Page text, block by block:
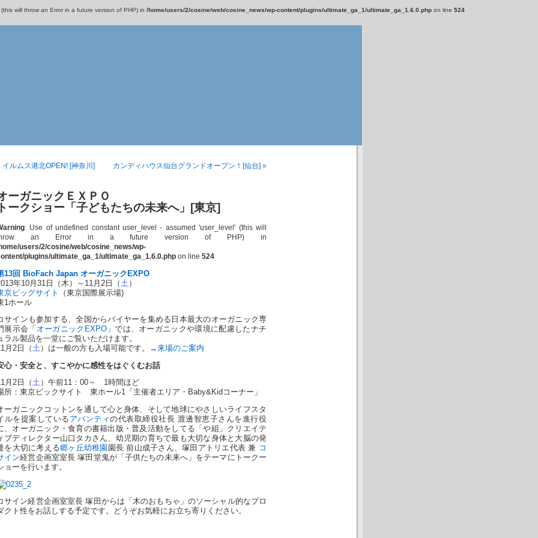
will throw an Error in a future version of PHP) in /home/users/2/cosine/web/cosine_news/wp-content/plugins/ultimate_ga_1/ultimate_ga_1.6.0.phpon line 524
イルムス港北OPEN! [神奈川] カンディハウス仙台グランドオープン！[仙台] »
ーガニックＥＸＰＯ
ークショー「子どもたちの未来へ」[東京]
: Use of undefined constant user_level - assumed 'user_level' (this will
an Error in a future version of PHP) in
users/2/cosine/web/cosine_news/wp-
plugins/ultimate_ga_1/ultimate_ga_1.6.0.php on line 524
13回 BioFach Japan オーガニックEXPO
年10月31日（木）～11月2日（ 土 ）
京ビッグサイト
（東京国際展示場)
1ホール
サインも参加する、全国からバイヤーを集める日本最大のオーガニック専
展示会「 オーガニックEXPO」では、オーガニックや環境に配慮したナチ
ラル製品を一堂にご覧いただけます。
月2日（土）は一般の方も入場可能です。→来場のご案内
心・安全と、すこやかに感性をはぐくむお話
月2日（土）午前11：00～ 1時間ほど
所：東京ビックサイト 東ホール1「主催者エリア・Baby&Kidコーナー」
ーガニックコットンを通して心と身体、そして地球にやさしいライフスタ
ルを提案している アバンティの代表取締役社長 渡邊智恵子さんを進行役
、オーガニック・食育の書籍出版・普及活動をしてる「や組」クリエイテ
ブディレクター山口タカさん、幼児期の育ちで最も大切な身体と大脳の発
を大切に考える郷ヶ丘幼稚園 園長 前山成子さん、塚田アトリエ代表 兼 コ
イン経営企画室室長 塚田堂鬼が「子供たちの未来へ」をテーマにトークー
ョーを行います。
サイン経営企画室室長 塚田からは「木のおもちゃ」のソーシャル的なプロ
クト性をお話しする予定です。どうぞお気軽にお立ち寄りください。